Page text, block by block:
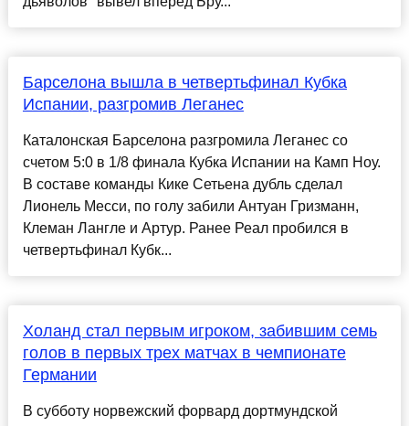
Барселона вышла в четвертьфинал Кубка
Испании, разгромив Леганес
Каталонская Барселона разгромила Леганес со
счетом 5:0 в 1/8 финала Кубка Испании на Камп Ноу.
В составе команды Кике Сетьена дубль сделал
Лионель Месси, по голу забили Антуан Гризманн,
Клеман Лангле и Артур. Ранее Реал пробился в
четвертьфинал Кубк...
Холанд стал первым игроком, забившим семь
голов в первых трех матчах в чемпионате
Германии
В субботу норвежский форвард дортмундской